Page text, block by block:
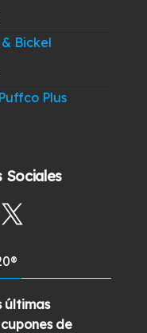
precio
$789.900.
Bickel
precio
Plus
Sociales
X
últimas
de